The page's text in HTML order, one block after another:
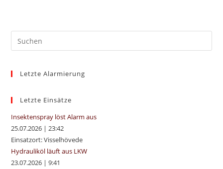
Letzte Alarmierung
Letzte Einsätze
Insektenspray löst Alarm aus
25.07.2026 |23:42
Einsatzort: Visselhövede
Hydrauliköl läuft aus LKW
23.07.2026 |9:41